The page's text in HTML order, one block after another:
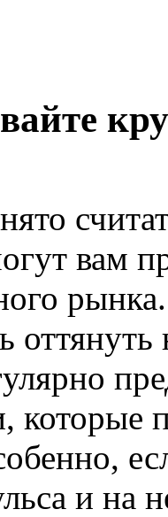
вам
оттянуть
которые
и на